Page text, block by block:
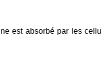
est absorbé par les